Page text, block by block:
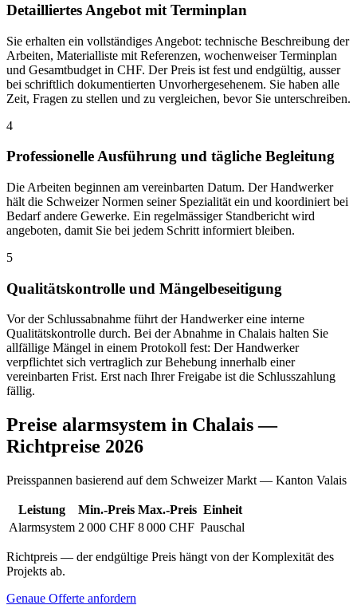
Detailliertes Angebot mit Terminplan
Sie erhalten ein vollständiges Angebot: technische Beschreibung der
Arbeiten, Materialliste mit Referenzen, wochenweiser Terminplan
und Gesamtbudget in CHF. Der Preis ist fest und endgültig, ausser
bei schriftlich dokumentierten Unvorhergesehenem. Sie haben alle
Zeit, Fragen zu stellen und zu vergleichen, bevor Sie unterschreiben.
4
Professionelle Ausführung und tägliche Begleitung
Die Arbeiten beginnen am vereinbarten Datum. Der Handwerker
hält die Schweizer Normen seiner Spezialität ein und koordiniert bei
Bedarf andere Gewerke. Ein regelmässiger Standbericht wird
angeboten, damit Sie bei jedem Schritt informiert bleiben.
5
Qualitätskontrolle und Mängelbeseitigung
Vor der Schlussabnahme führt der Handwerker eine interne
Qualitätskontrolle durch. Bei der Abnahme in Chalais halten Sie
allfällige Mängel in einem Protokoll fest: Der Handwerker
verpflichtet sich vertraglich zur Behebung innerhalb einer
vereinbarten Frist. Erst nach Ihrer Freigabe ist die Schlusszahlung
fällig.
Preise alarmsystem in Chalais —
Richtpreise 2026
Preisspannen basierend auf dem Schweizer Markt — Kanton Valais
Leistung Min.-Preis Max.-Preis Einheit
Alarmsystem 2 000 CHF 8 000 CHF Pauschal
Richtpreis — der endgültige Preis hängt von der Komplexität des
Projekts ab.
Genaue Offerte anfordern